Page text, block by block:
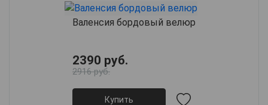
Валенсия бордовый велюр
2390 руб.
2916 руб.
Купить